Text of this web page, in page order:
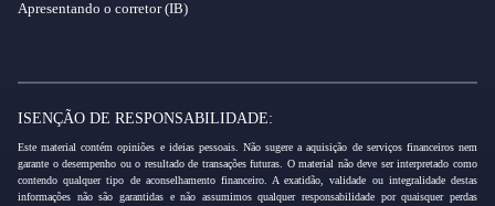
Apresentando o corretor (IB)
ISENÇÃO DE RESPONSABILIDADE:
Este material contém opiniões e ideias pessoais. Não sugere a aquisição de serviços financeiros nem
garante o desempenho ou o resultado de transações futuras. O material não deve ser interpretado como
contendo qualquer tipo de aconselhamento financeiro. A exatidão, validade ou integralidade destas
informações não são garantidas e não assumimos qualquer responsabilidade por quaisquer perdas